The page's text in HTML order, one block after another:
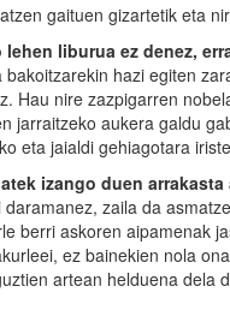
gaituen gizartetik eta
liburua ez denez,
hazi egiten
Hau nire zazpigarren
jarraitzeko aukera galdu
eta jaialdi gehiagotara
izango duen
zaila da
berri askoren aipamenak
ez bainekien nola
artean helduena dela